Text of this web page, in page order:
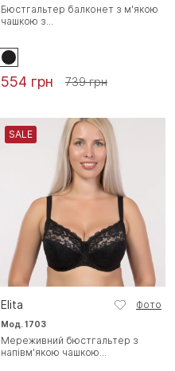
Бюстгальтер балконет з м'якою
чашкою з...
554 грн 739 грн
SALE
Elita Фото
Мод. 1703
Мереживний бюстгальтер з
напівм'якою чашкою...